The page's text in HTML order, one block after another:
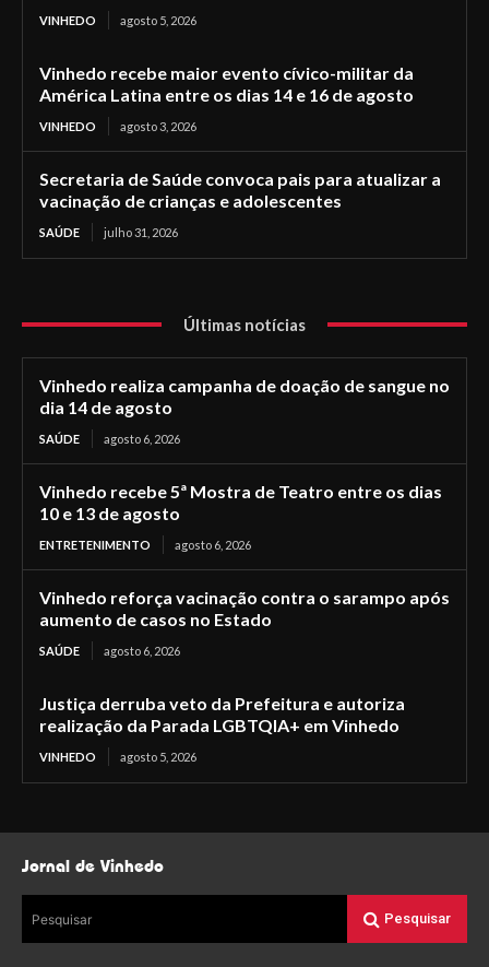
VINHEDO agosto 5, 2026
Vinhedo recebe maior evento cívico-militar da
América Latina entre os dias 14 e 16 de agosto
VINHEDO agosto 3, 2026
Secretaria de Saúde convoca pais para atualizar a
vacinação de crianças e adolescentes
SAÚDE julho 31, 2026
Últimas notícias
Vinhedo realiza campanha de doação de sangue no
dia 14 de agosto
SAÚDE agosto 6, 2026
Vinhedo recebe 5ª Mostra de Teatro entre os dias
10 e 13 de agosto
ENTRETENIMENTO agosto 6, 2026
Vinhedo reforça vacinação contra o sarampo após
aumento de casos no Estado
SAÚDE agosto 6, 2026
Justiça derruba veto da Prefeitura e autoriza
realização da Parada LGBTQIA+ em Vinhedo
VINHEDO agosto 5, 2026
Jornal de Vinhedo
Pesquisar Pesquisar